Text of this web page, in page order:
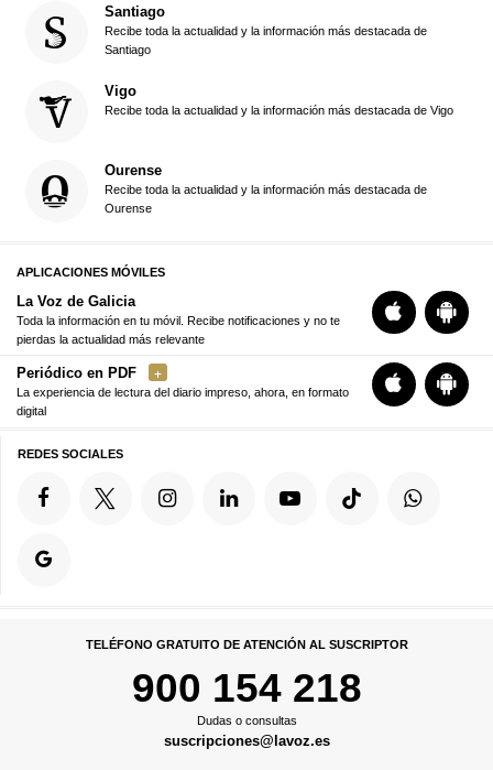
Santiago
Recibe toda la actualidad y la información más destacada de
Santiago
Vigo
Recibe toda la actualidad y la información más destacada de Vigo
Ourense
Recibe toda la actualidad y la información más destacada de
Ourense
APLICACIONES MÓVILES
La Voz de Galicia
Toda la información en tu móvil. Recibe notificaciones y no te
pierdas la actualidad más relevante
Periódico en PDF
La experiencia de lectura del diario impreso, ahora, en formato
digital
REDES SOCIALES
TELÉFONO GRATUITO DE ATENCIÓN AL SUSCRIPTOR
900 154 218
Dudas o consultas
suscripciones@lavoz.es